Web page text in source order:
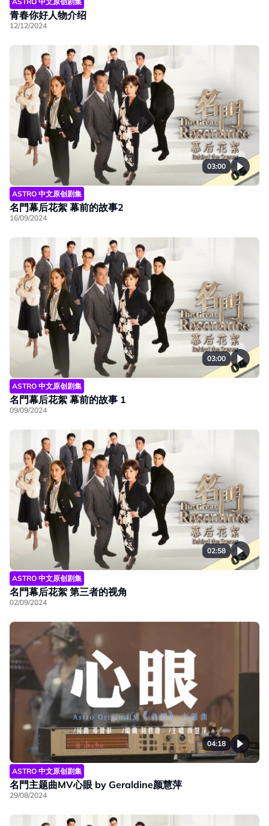
青春你好人物介绍
12/12/2024
03:00
ASTRO 中文原创剧集
名門幕后花絮 幕前的故事2
16/09/2024
03:00
ASTRO 中文原创剧集
名門幕后花絮 幕前的故事 1
09/09/2024
02:58
ASTRO 中文原创剧集
名門幕后花絮 第三者的视角
02/09/2024
04:18
ASTRO 中文原创剧集
名門主题曲MV心眼 by Geraldine颜慧萍
29/08/2024